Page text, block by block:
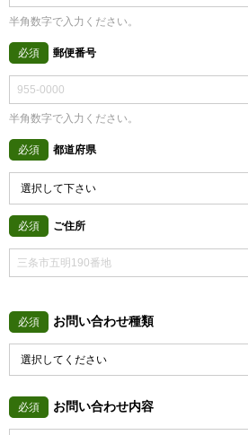
半角数字で入力ください。
必須 郵便番号
半角数字で入力ください。
必須 都道府県
必須 ご住所
必須 お問い合わせ種類
必須 お問い合わせ内容